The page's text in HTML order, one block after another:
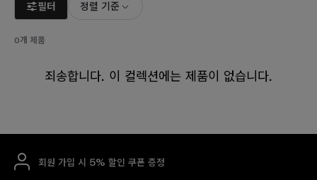
필터 정렬 기준
0개 제품
죄송합니다. 이 컬렉션에는 제품이 없습니다.
회원 가입 시 5% 할인 쿠폰 증정